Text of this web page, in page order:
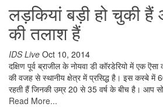
लड़कियां बड़ी हो चुकी
की तलाश हैं
IDS Live Oct 10, 2014
दक्षिण पूर्व ब्राजील के नोयवा डी कॉरडेरियो में एक
की वजह से स्थानीय क्षेत्र में प्रसिद्ध है। इस कस्बे में
रहती हैं जिनकी उम्र 20 से 35 वर्ष के बीच है। आप
Read More...